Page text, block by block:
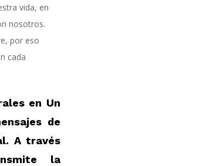
vida, en
nosotros.
por eso
cada
en Un
de
A través
la